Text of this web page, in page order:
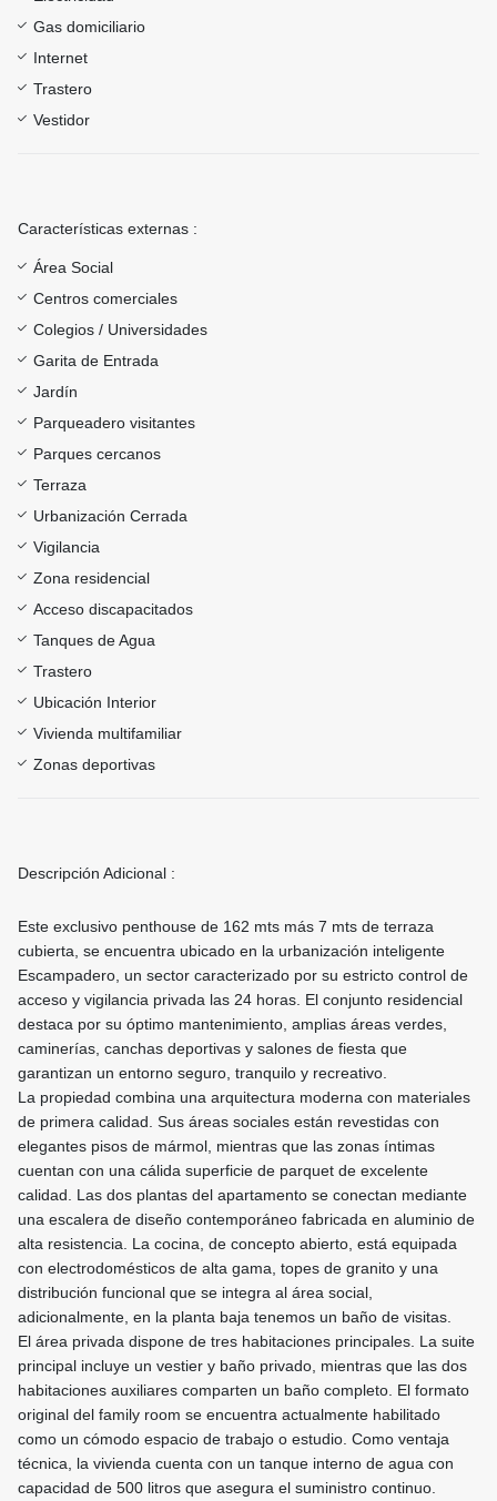
Gas domiciliario
Internet
Trastero
Vestidor
Características externas :
Área Social
Centros comerciales
Colegios / Universidades
Garita de Entrada
Jardín
Parqueadero visitantes
Parques cercanos
Terraza
Urbanización Cerrada
Vigilancia
Zona residencial
Acceso discapacitados
Tanques de Agua
Trastero
Ubicación Interior
Vivienda multifamiliar
Zonas deportivas
Descripción Adicional :
Este exclusivo penthouse de 162 mts más 7 mts de terraza
cubierta, se encuentra ubicado en la urbanización inteligente
Escampadero, un sector caracterizado por su estricto control de
acceso y vigilancia privada las 24 horas. El conjunto residencial
destaca por su óptimo mantenimiento, amplias áreas verdes,
caminerías, canchas deportivas y salones de fiesta que
garantizan un entorno seguro, tranquilo y recreativo.
La propiedad combina una arquitectura moderna con materiales
de primera calidad. Sus áreas sociales están revestidas con
elegantes pisos de mármol, mientras que las zonas íntimas
cuentan con una cálida superficie de parquet de excelente
calidad. Las dos plantas del apartamento se conectan mediante
una escalera de diseño contemporáneo fabricada en aluminio de
alta resistencia. La cocina, de concepto abierto, está equipada
con electrodomésticos de alta gama, topes de granito y una
distribución funcional que se integra al área social,
adicionalmente, en la planta baja tenemos un baño de visitas.
El área privada dispone de tres habitaciones principales. La suite
principal incluye un vestier y baño privado, mientras que las dos
habitaciones auxiliares comparten un baño completo. El formato
original del family room se encuentra actualmente habilitado
como un cómodo espacio de trabajo o estudio. Como ventaja
técnica, la vivienda cuenta con un tanque interno de agua con
capacidad de 500 litros que asegura el suministro continuo.